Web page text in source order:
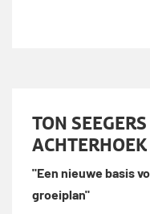
TON
ACHTERHOEK
"Een nieuwe basis
groeiplan"